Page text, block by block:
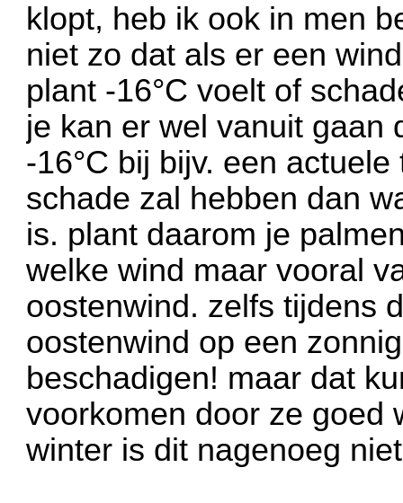
klopt, heb ik ook in men
niet zo dat als er een
plant -16°C voelt of
je kan er wel vanuit gaan
-16°C bij bijv. een
schade zal hebben dan
is. plant daarom je
welke wind maar vooral
oostenwind. zelfs tijdens
oostenwind op een
beschadigen! maar dat
voorkomen door ze goed
winter is dit nagenoeg